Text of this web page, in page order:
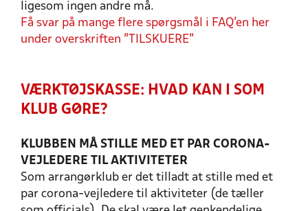
ligesom ingen andre må.
Få svar på mange flere spørgsmål i FAQ'en her
under overskriften "TILSKUERE"
VÆRKTØJSKASSE: HVAD KAN I SOM
KLUB GØRE?
KLUBBEN MÅ STILLE MED ET PAR CORONA-
VEJLEDERE TIL AKTIVITETER
Som arrangørklub er det tilladt at stille med et
par corona-vejledere til aktiviteter (de tæller